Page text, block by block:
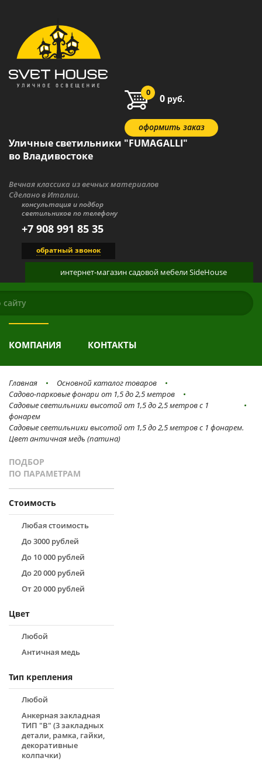
0 0 руб.
оформить заказ
Уличные светильники "FUMAGALLI"
во Владивостоке
Вечная классика из вечных материалов
Сделано в Италии.
консультация и подбор
светильников по телефону
+7 908 991 85 35
обратный звонок
интернет-магазинсадовой мебелиSideHouse
КАТАЛОГ
КОМПАНИЯ КОНТАКТЫ
Главная
Основной каталог товаров
Садово-парковые фонари от 1,5 до 2,5 метров
Садовые светильники высотой от 1,5 до 2,5 метров с 1
фонарем
Садовые светильники высотой от 1,5 до 2,5 метров с 1 фонарем.
Цвет античная медь (патина)
ПОДБОР
ПО ПАРАМЕТРАМ
Стоимость
Любая стоимость
До 3000 рублей
До 10 000 рублей
До 20 000 рублей
От 20 000 рублей
Цвет
Любой
Античная медь
Тип крепления
Любой
Анкерная закладная
ТИП "B" (3 закладных
детали, рамка, гайки,
декоративные
колпачки)